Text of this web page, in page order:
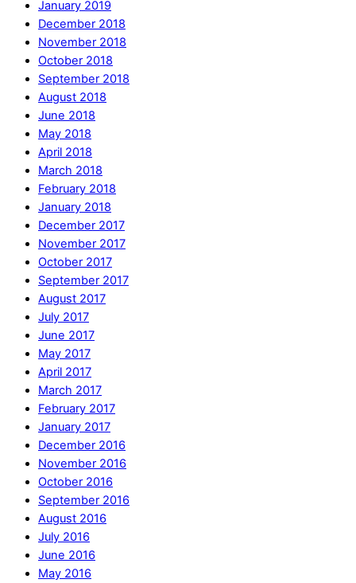
January 2019
December 2018
November 2018
October 2018
September 2018
August 2018
June 2018
May 2018
April 2018
March 2018
February 2018
January 2018
December 2017
November 2017
October 2017
September 2017
August 2017
July 2017
June 2017
May 2017
April 2017
March 2017
February 2017
January 2017
December 2016
November 2016
October 2016
September 2016
August 2016
July 2016
June 2016
May 2016